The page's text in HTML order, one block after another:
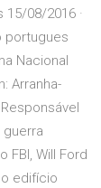
08/2016 ·
portugues
Nacional
Arranha-
Will Ford
edifício